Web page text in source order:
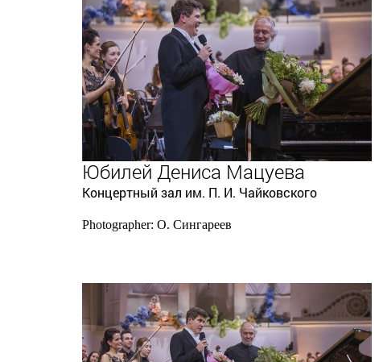
Юбилей Дениса Мацуева
Концертный зал им. П. И. Чайковского
Photographer: О. Сингареев